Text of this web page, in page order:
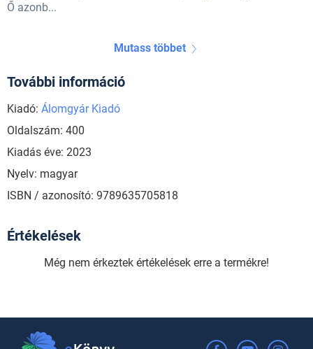
Ő azonb...
Mutass többet
További információ
Kiadó: Álomgyár Kiadó
Oldalszám: 400
Kiadás éve: 2023
Nyelv: magyar
ISBN / azonosító: 9789635705818
Értékelések
Még nem érkeztek értékelések erre a termékre!